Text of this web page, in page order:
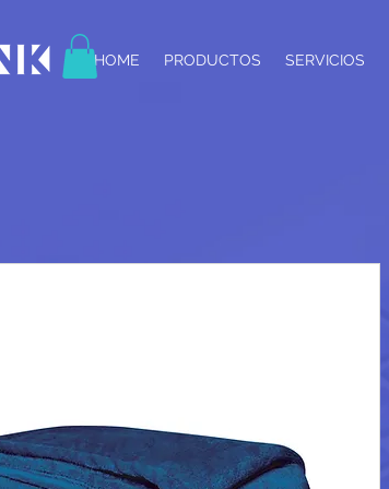
HOME PRODUCTOS SERVICIOS